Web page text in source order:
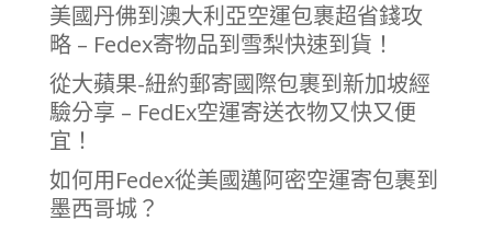
美國丹佛到澳大利亞空運包裹超省錢攻
略 – Fedex寄物品到雪梨快速到貨！
從大蘋果-紐約郵寄國際包裹到新加坡經
驗分享 – FedEx空運寄送衣物又快又便
宜！
如何用Fedex從美國邁阿密空運寄包裹到
墨西哥城？